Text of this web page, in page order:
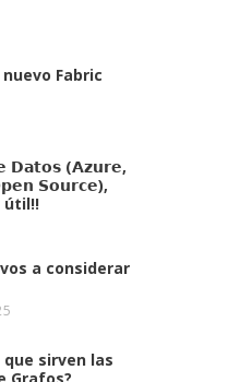
Fabric
𝗗𝗮𝘁𝗼𝘀 (𝗔𝘇𝘂𝗿𝗲,
𝗦𝗼𝘂𝗿𝗰𝗲),
útil!!
a considerar
que sirven las